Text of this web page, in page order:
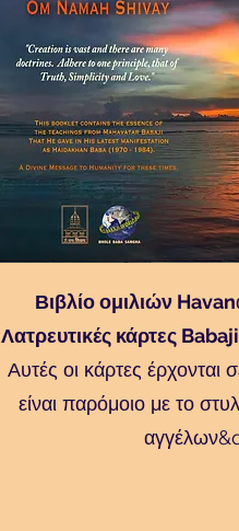
Βιβλίο ομιλιών Havan
Λατρευτικές κάρτες Babaji
Αυτές οι κάρτες έρχονται
είναι παρόμοιο με το